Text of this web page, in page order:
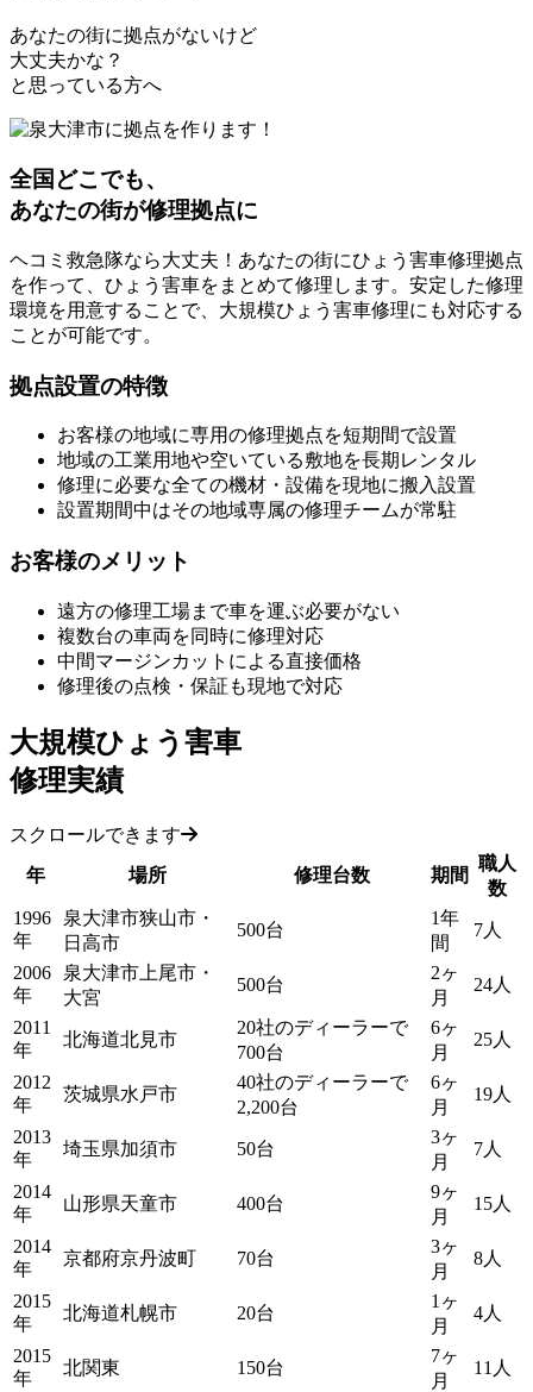
あなたの街に拠点がないけど
大丈夫かな？
と思っている方へ
全国どこでも、
あなたの街が修理拠点に
ヘコミ救急隊なら大丈夫！あなたの街にひょう害車修理拠点
を作って、ひょう害車をまとめて修理します。安定した修理
環境を用意することで、大規模ひょう害車修理にも対応する
ことが可能です。
拠点設置の特徴
お客様の地域に専用の修理拠点を短期間で設置
地域の工業用地や空いている敷地を長期レンタル
修理に必要な全ての機材・設備を現地に搬入設置
設置期間中はその地域専属の修理チームが常駐
お客様のメリット
遠方の修理工場まで車を運ぶ必要がない
複数台の車両を同時に修理対応
中間マージンカットによる直接価格
修理後の点検・保証も現地で対応
大規模ひょう害車
修理実績
スクロールできます
年
場所 修理台数 期間
職人
数
1996
年
泉大津市狭山市・
日高市
500台
1年
間
7人
2006
年
泉大津市上尾市・
大宮
500台
2ヶ
月
24人
2011
年
北海道北見市
20社のディーラーで
700台
6ヶ
月
25人
2012
年
茨城県水戸市
40社のディーラーで
2,200台
6ヶ
月
19人
2013
年
埼玉県加須市 50台
3ヶ
月
7人
2014
年
山形県天童市 400台
9ヶ
月
15人
2014
年
京都府京丹波町 70台
3ヶ
月
8人
2015
年
北海道札幌市 20台
1ヶ
月
4人
2015
年
北関東 150台
7ヶ
月
11人